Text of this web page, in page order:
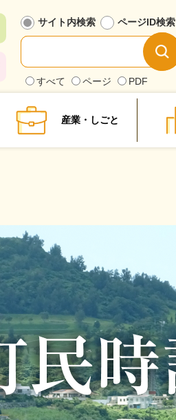
サイト内検索
検
索
対
象
すべて ページ PDF
ページID検索
産業・しごと